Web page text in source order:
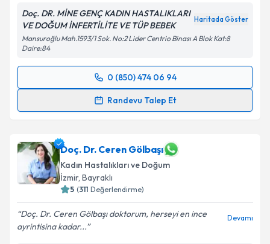
Doç. DR. MİNE GENÇ KADIN HASTALIKLARI
VE DOĞUM İNFERTİLİTE VE TÜP BEBEK
Haritada Göster
Mansuroğlu Mah.1593/1 Sok. No:2 Lider Centrio Binası A Blok Kat:8
Daire:84
0 (850) 474 06 94
Randevu Talep Et
Randevu Takvimi Talebi
takvim hazırlandığında e-posta ile bilgilendireceğiz.
E-posta Adresiniz
Kişisel verilerimin işlenmesine ilişkin
Doç. Dr. Ceren Gölbaşı
Kadın Hastalıkları ve Doğum
İzmir, Bayraklı
5 (311 Değerlendirme)
Doç. Dr. Ceren Gölbaşı doktorum, herseyi en ince
ayrintisina kadar...
Devamı